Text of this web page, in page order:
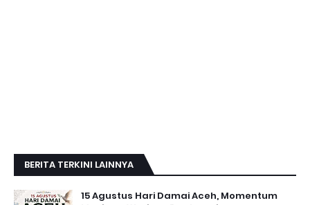
BERITA TERKINI LAINNYA
15 Agustus Hari Damai Aceh, Momentum